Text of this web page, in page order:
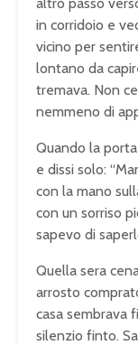
in corridoio e
vicino per
lontano da
tremava. Non
nemmeno di
Quando la porta
e dissi solo:
con la mano
con un sorriso
sapevo di
Quella sera
arrosto
casa sembrava
silenzio finto.